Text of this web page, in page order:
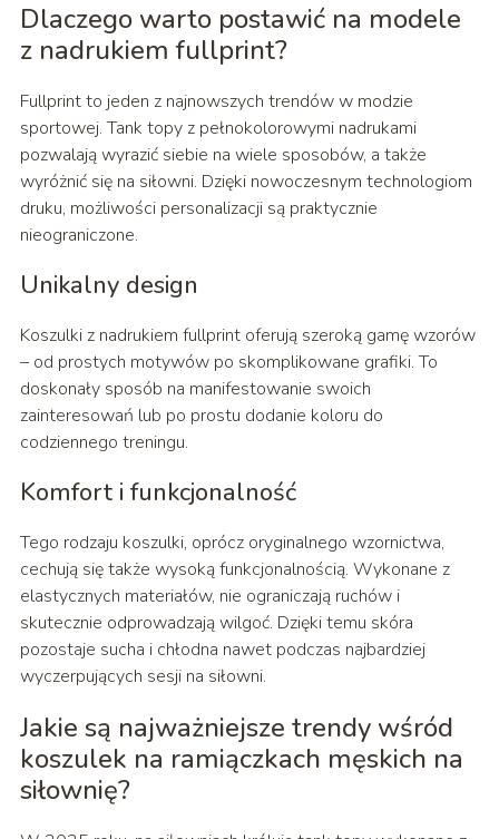
Dlaczego warto postawić na modele
z nadrukiem fullprint?
Fullprint to jeden z najnowszych trendów w modzie
sportowej. Tank topy z pełnokolorowymi nadrukami
pozwalają wyrazić siebie na wiele sposobów, a także
wyróżnić się na siłowni. Dzięki nowoczesnym technologiom
druku, możliwości personalizacji są praktycznie
nieograniczone.
Unikalny design
Koszulki z nadrukiem fullprint oferują szeroką gamę wzorów
– od prostych motywów po skomplikowane grafiki. To
doskonały sposób na manifestowanie swoich
zainteresowań lub po prostu dodanie koloru do
codziennego treningu.
Komfort i funkcjonalność
Tego rodzaju koszulki, oprócz oryginalnego wzornictwa,
cechują się także wysoką funkcjonalnością. Wykonane z
elastycznych materiałów, nie ograniczają ruchów i
skutecznie odprowadzają wilgoć. Dzięki temu skóra
pozostaje sucha i chłodna nawet podczas najbardziej
wyczerpujących sesji na siłowni.
Jakie są najważniejsze trendy wśród
koszulek na ramiączkach męskich na
siłownię?